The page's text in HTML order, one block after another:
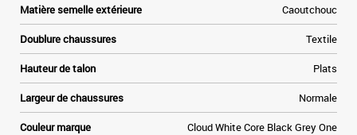
Matière semelle extérieure Caoutchouc
Doublure chaussures Textile
Hauteur de talon Plats
Largeur de chaussures Normale
Couleur marque Cloud White Core Black Grey One